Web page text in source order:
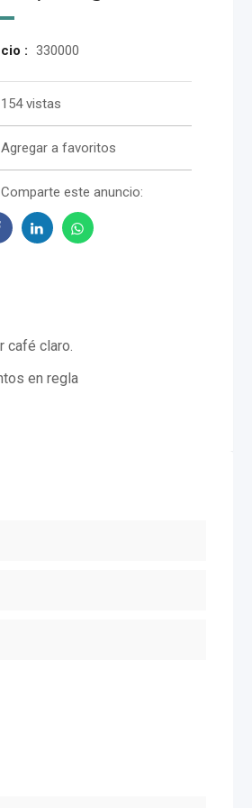
: 330000
154 vistas
Agregar a favoritos
Comparte este anuncio:
café claro.
en regla